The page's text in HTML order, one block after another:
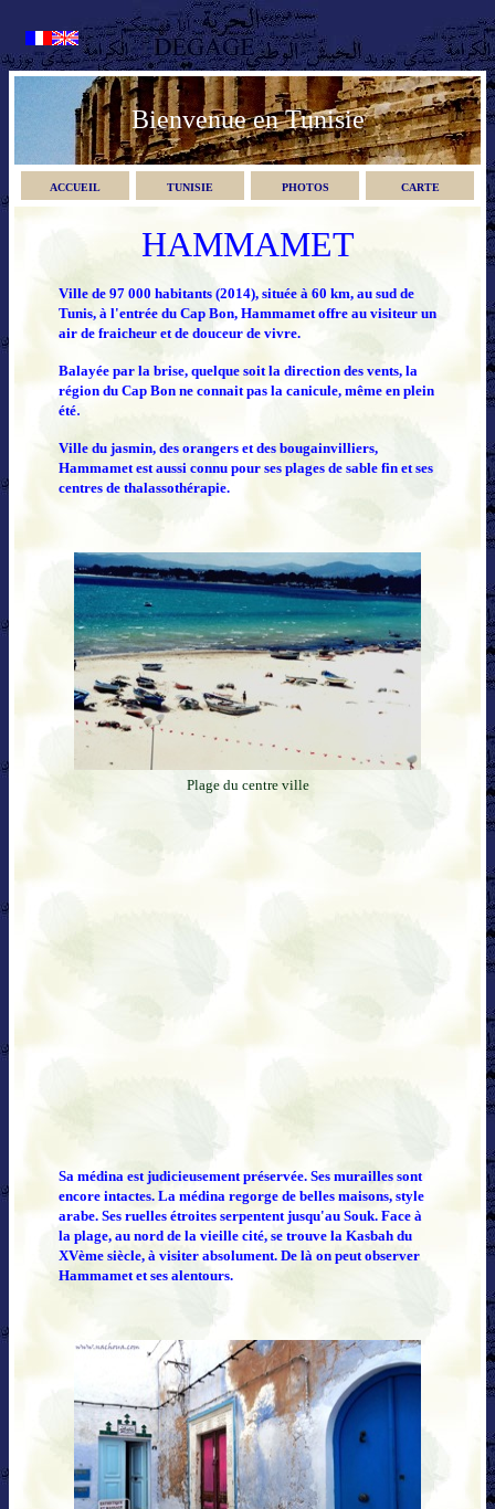
Bienvenue en Tunisie
ACCUEIL TUNISIE PHOTOS CARTE
HAMMAMET
Ville de 97 000 habitants (2014), située à 60 km, au sud de
Tunis, à l'entrée du Cap Bon, Hammamet offre au visiteur un
air de fraicheur et de douceur de vivre.
Balayée par la brise, quelque soit la direction des vents, la
région du Cap Bon ne connait pas la canicule, même en plein
été.
Ville du jasmin, des orangers et des bougainvilliers,
Hammamet est aussi connu pour ses plages de sable fin et ses
centres de thalassothérapie.
Plage du centre ville
Sa médina est judicieusement préservée. Ses murailles sont
encore intactes. La médina regorge de belles maisons, style
arabe. Ses ruelles étroites serpentent jusqu'au Souk. Face à
la plage, au nord de la vieille cité, se trouve la Kasbah du
XVème siècle, à visiter absolument. De là on peut observer
Hammamet et ses alentours.